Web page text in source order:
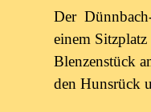
Der
einem
Blenzenstück
den Hunsrück